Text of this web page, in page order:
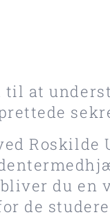
at
Roskilde
du en
de